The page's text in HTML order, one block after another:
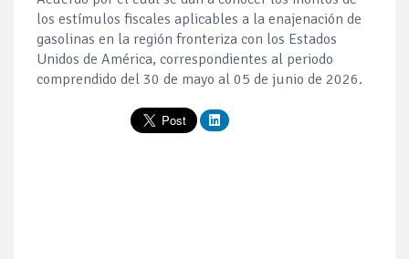
los estímulos fiscales aplicables a la enajenación de
gasolinas en la región fronteriza con los Estados
Unidos de América, correspondientes al periodo
comprendido del 30 de mayo al 05 de junio de 2026.